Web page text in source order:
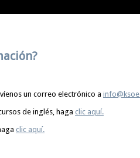
un correo electrónico a
de inglés, haga clic aquí.
clic aquí.